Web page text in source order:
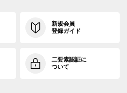
新規会員
登録ガイド
二要素認証に
ついて